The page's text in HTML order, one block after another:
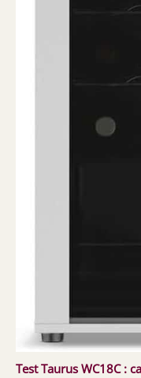
Test Taurus WC18C :